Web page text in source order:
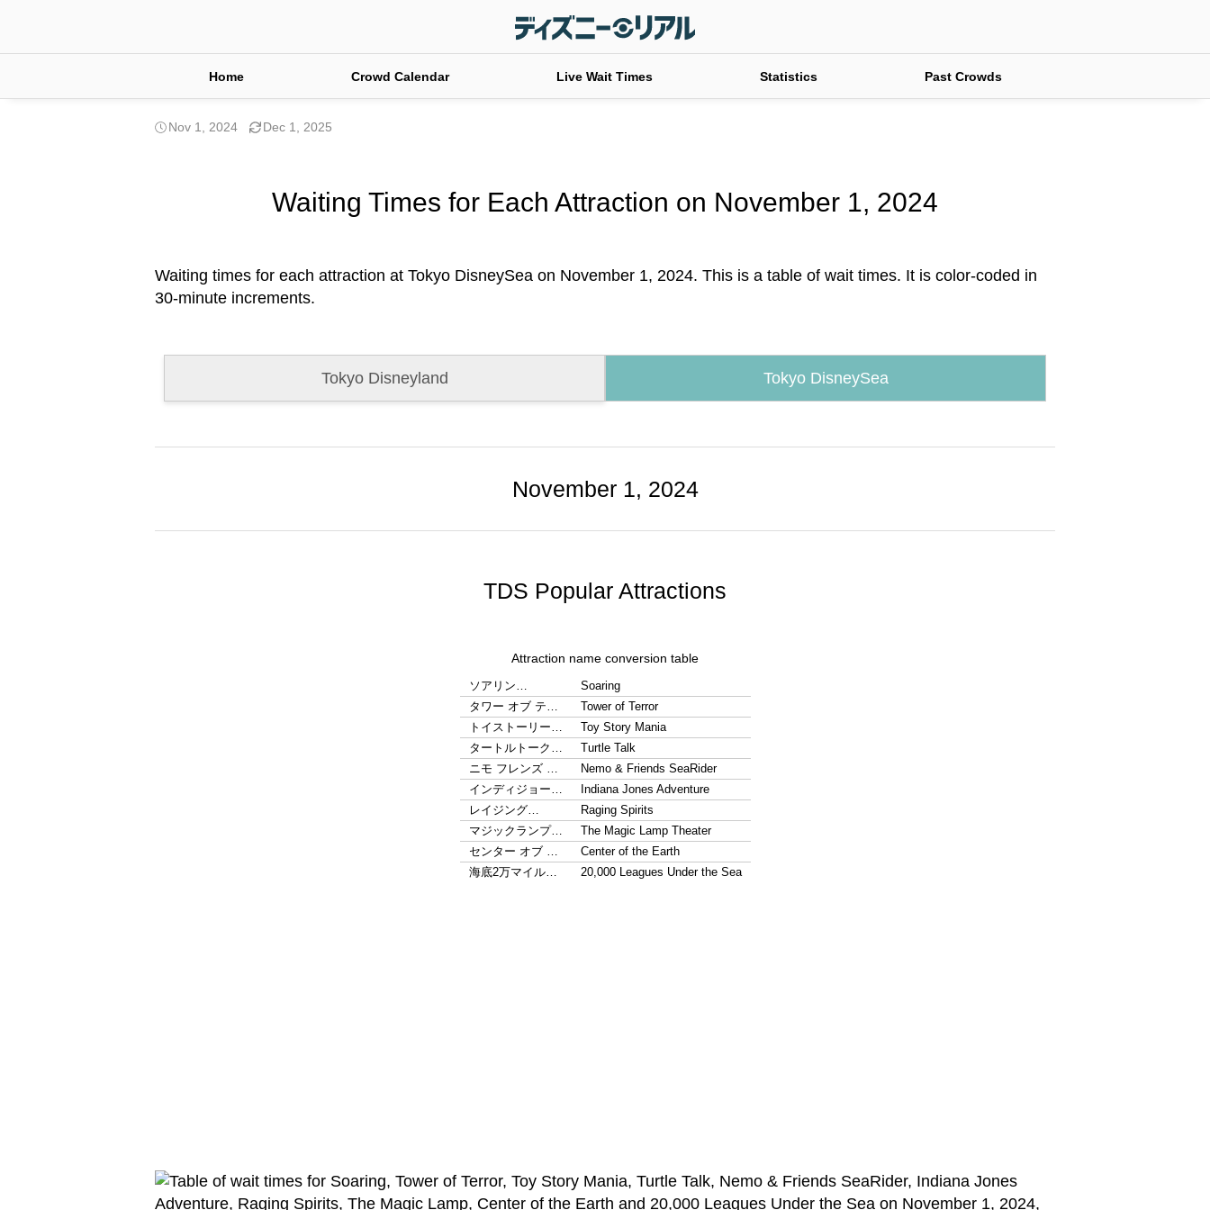
Home Crowd Calendar Live Wait Times Statistics Past Crowds
Nov 1, 2024 Dec 1, 2025
Waiting Times for Each Attraction on November 1, 2024
Waiting times for each attraction at Tokyo DisneySea on November 1, 2024. This is a table of wait times. It is color-coded in
30-minute increments.
Tokyo Disneyland Tokyo DisneySea
November 1, 2024
TDS Popular Attractions
Attraction name conversion table
ソアリン…
Soaring
タワー オブ テ…
Tower of Terror
トイストーリー…
Toy Story Mania
タートルトーク…
Turtle Talk
ニモ フレンズ …
Nemo & Friends SeaRider
インディジョー…
Indiana Jones Adventure
レイジング…
Raging Spirits
マジックランプ…
The Magic Lamp Theater
センター オブ …
Center of the Earth
海底2万マイル…
20,000 Leagues Under the Sea